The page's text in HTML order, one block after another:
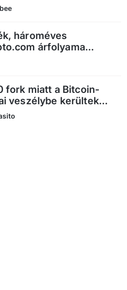
hároméves
árfolyama...
fork miatt a Bitcoin-
veszélybe kerültek...